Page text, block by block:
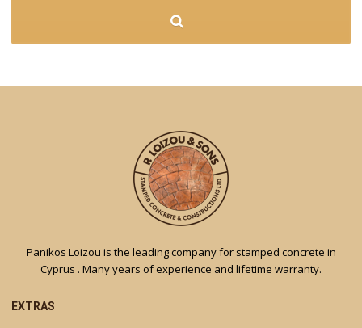
Panikos Loizou is the leading company for stamped concrete in
Cyprus . Many years of experience and lifetime warranty.
EXTRAS